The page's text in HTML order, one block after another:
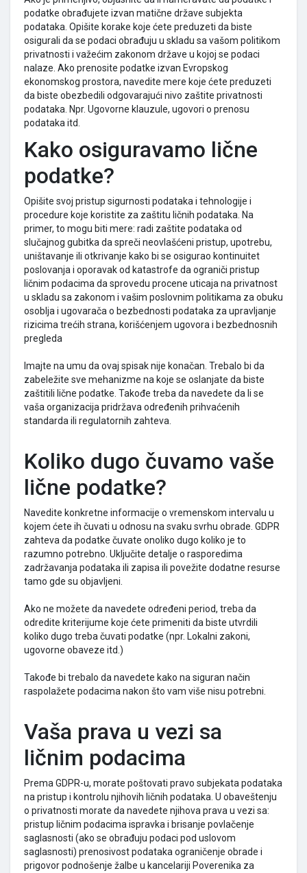
podatke obrađujete izvan matične države subjekta
podataka. Opišite korake koje ćete preduzeti da biste
osigurali da se podaci obrađuju u skladu sa vašom politikom
privatnosti i važećim zakonom države u kojoj se podaci
nalaze. Ako prenosite podatke izvan Evropskog
ekonomskog prostora, navedite mere koje ćete preduzeti
da biste obezbedili odgovarajući nivo zaštite privatnosti
podataka. Npr. Ugovorne klauzule, ugovori o prenosu
podataka itd.
Kako osiguravamo lične
podatke?
Opišite svoj pristup sigurnosti podataka i tehnologije i
procedure koje koristite za zaštitu ličnih podataka. Na
primer, to mogu biti mere: radi zaštite podataka od
slučajnog gubitka da spreči neovlašćeni pristup, upotrebu,
uništavanje ili otkrivanje kako bi se osigurao kontinuitet
poslovanja i oporavak od katastrofe da ograniči pristup
ličnim podacima da sprovedu procene uticaja na privatnost
u skladu sa zakonom i vašim poslovnim politikama za obuku
osoblja i ugovarača o bezbednosti podataka za upravljanje
rizicima trećih strana, korišćenjem ugovora i bezbednosnih
pregleda
Imajte na umu da ovaj spisak nije konačan. Trebalo bi da
zabeležite sve mehanizme na koje se oslanjate da biste
zaštitili lične podatke. Takođe treba da navedete da li se
vaša organizacija pridržava određenih prihvaćenih
standarda ili regulatornih zahteva.
Koliko dugo čuvamo vaše
lične podatke?
Navedite konkretne informacije o vremenskom intervalu u
kojem ćete ih čuvati u odnosu na svaku svrhu obrade. GDPR
zahteva da podatke čuvate onoliko dugo koliko je to
razumno potrebno. Uključite detalje o rasporedima
zadržavanja podataka ili zapisa ili povežite dodatne resurse
tamo gde su objavljeni.
Ako ne možete da navedete određeni period, treba da
odredite kriterijume koje ćete primeniti da biste utvrdili
koliko dugo treba čuvati podatke (npr. Lokalni zakoni,
ugovorne obaveze itd.)
Takođe bi trebalo da navedete kako na siguran način
raspolažete podacima nakon što vam više nisu potrebni.
Vaša prava u vezi sa
ličnim podacima
Prema GDPR-u, morate poštovati pravo subjekata podataka
na pristup i kontrolu njihovih ličnih podataka. U obaveštenju
o privatnosti morate da navedete njihova prava u vezi sa:
pristup ličnim podacima ispravka i brisanje povlačenje
saglasnosti (ako se obrađuju podaci pod uslovom
saglasnosti) prenosivost podataka ograničenje obrade i
prigovor podnošenje žalbe u kancelariji Poverenika za